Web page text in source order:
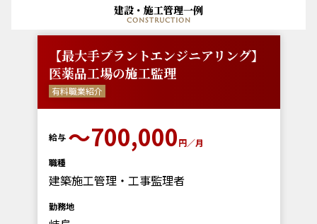
建設・施工管理一例
construction
【最大手プラントエンジニアリング】
医薬品工場の施工監理
有料職業紹介
給与 〜700,000円／月
職種
建築施工管理・工事監理者
勤務地